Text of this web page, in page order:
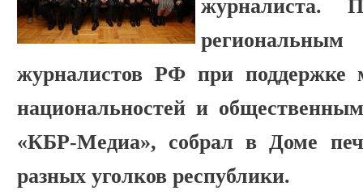
журналиста.
журналистов РФ при поддержке
национальностей и
«КБР-Медиа», собрал в Доме
разных уголков республики.